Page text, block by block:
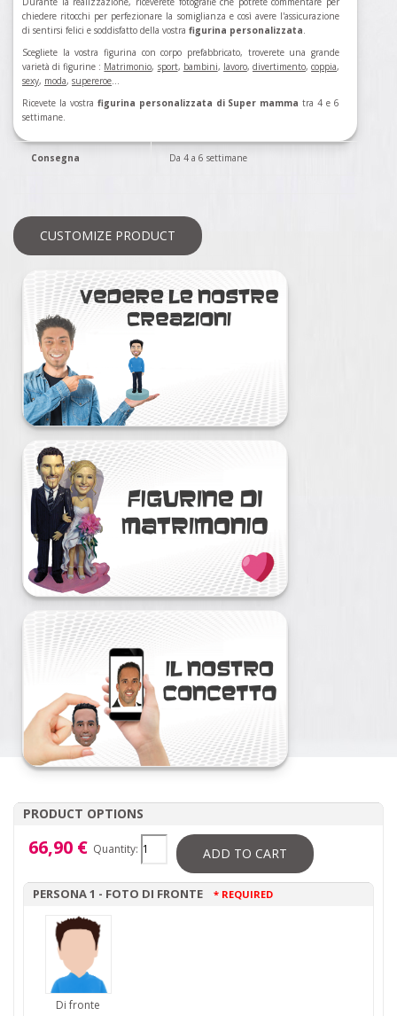
chiedere ritocchi per perfezionare la somiglianza e così avere l'assicurazione
di sentirsi felici e soddisfatto della vostra figurina personalizzata.
Scegliete la vostra figurina con corpo prefabbricato, troverete una grande
varietà di figurine : Matrimonio, sport, bambini, lavoro, divertimento,coppia,
sexy, moda, supereroe...
Ricevete la vostra figurina personalizzata di Super mamma tra 4 e 6
settimane.
Consegna Da 4 a 6 settimane
CUSTOMIZE PRODUCT
PRODUCT OPTIONS
66,90 € Quantity: ADD TO CART
PERSONA 1 - FOTO DI FRONTE * REQUIRED
Di fronte